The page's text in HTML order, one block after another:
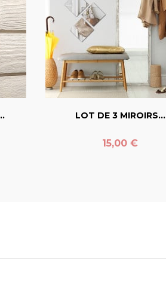
favorite_border
LOT DE 3 MIROIRS...
Prix
15,00 €